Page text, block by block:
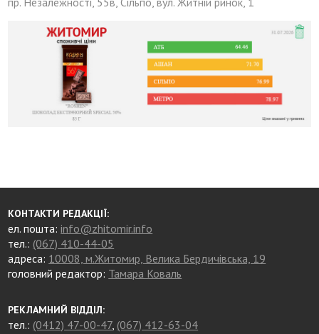
КОНТАКТИ РЕДАКЦІЇ:
ел. пошта:info@zhitomir.info
тел.: (067) 410-44-05
адреса: 10008, м.Житомир, Велика Бердичівська, 19
головний редактор: Тамара Коваль
РЕКЛАМНИЙ ВІДДІЛ:
тел.: (0412) 47-00-47, (067) 412-63-04